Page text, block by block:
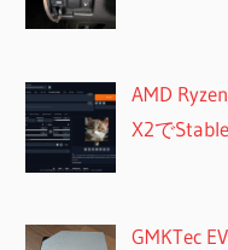
AMD
X2で
GMKTec